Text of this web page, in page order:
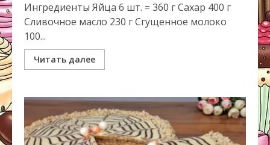
Ингредиенты Яйца 6 шт. = 360 г Сахар 400 г
Сливочное масло 230 г Сгущенное молоко
100...
Читать далее